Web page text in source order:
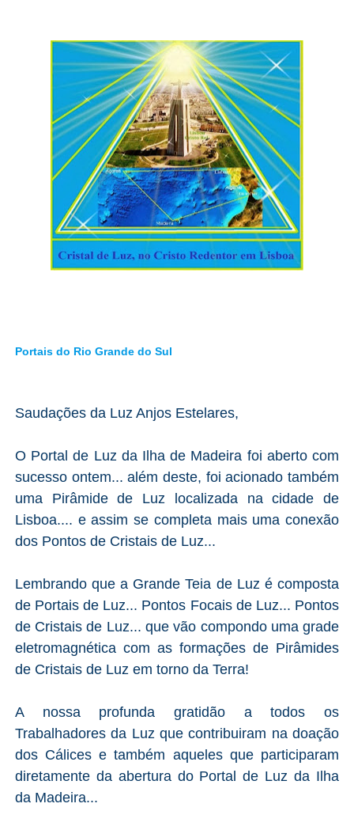
Portais do Rio Grande do Sul
Saudações da Luz Anjos Estelares,
O Portal de Luz da Ilha de Madeira foi aberto com
sucesso ontem... além deste, foi acionado também
uma Pirâmide de Luz localizada na cidade de
Lisboa.... e assim se completa mais uma conexão
dos Pontos de Cristais de Luz...
Lembrando que a Grande Teia de Luz é composta
de Portais de Luz... Pontos Focais de Luz... Pontos
de Cristais de Luz... que vão compondo uma grade
eletromagnética com as formações de Pirâmides
de Cristais de Luz em torno da Terra!
A nossa profunda gratidão a todos os
Trabalhadores da Luz que contribuiram na doação
dos Cálices e também aqueles que participaram
diretamente da abertura do Portal de Luz da Ilha
da Madeira...